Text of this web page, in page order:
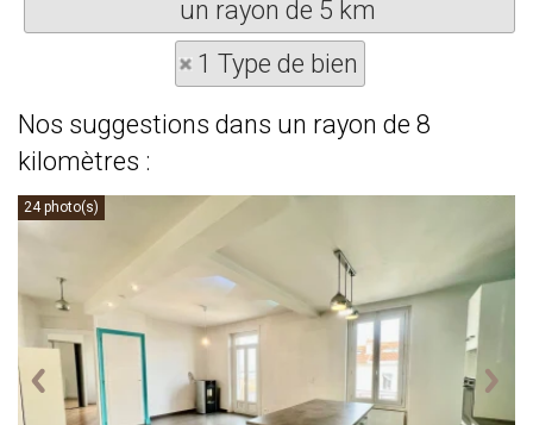
un rayon de 5 km
1 Type de bien
Nos suggestions dans un rayon de 8
kilomètres :
24 photo(s)